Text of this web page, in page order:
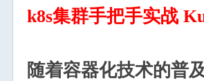
k8s集群手把手实战
随着容器化技术的普